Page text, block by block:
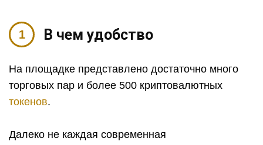
В чем удобство
На площадке представлено достаточно много
торговых пар и более 500 криптовалютных
токенов.
Далеко не каждая современная